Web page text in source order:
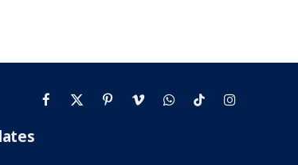
Facebook
X
PinterestVimeoWhatsAppTikTokInstagram